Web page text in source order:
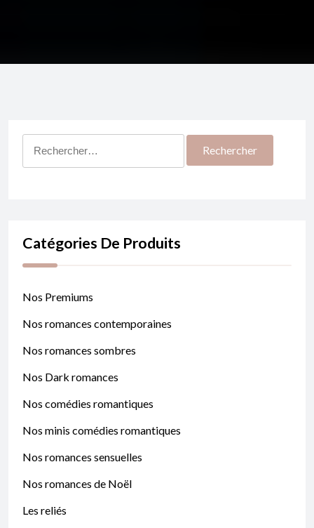
Catégories De Produits
Nos Premiums
Nos romances contemporaines
Nos romances sombres
Nos Dark romances
Nos comédies romantiques
Nos minis comédies romantiques
Nos romances sensuelles
Nos romances de Noël
Les reliés